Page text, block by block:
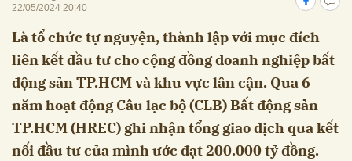
22/05/2024 20:40
Là tổ chức tự nguyện, thành lập với mục đích
liên kết đầu tư cho cộng đồng doanh nghiệp bất
động sản TP.HCM và khu vực lân cận. Qua 6
năm hoạt động Câu lạc bộ (CLB) Bất động sản
TP.HCM (HREC) ghi nhận tổng giao dịch qua kết
nối đầu tư của mình ước đạt 200.000 tỷ đồng.